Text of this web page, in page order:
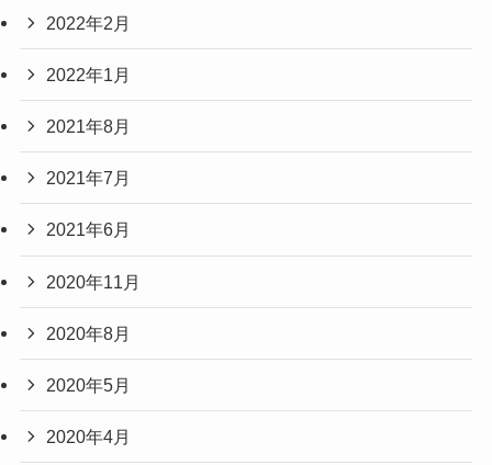
2022年2月
2022年1月
2021年8月
2021年7月
2021年6月
2020年11月
2020年8月
2020年5月
2020年4月